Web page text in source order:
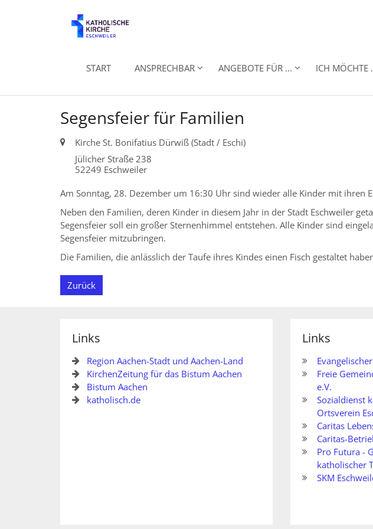
START ANSPRECHBAR ANGEBOTE FÜR ... ICH MÖCHTE
Segensfeier für Familien
Ort: Kirche St. Bonifatius Dürwiß (Stadt / Eschi)
Jülicher Straße 238
52249 Eschweiler
Am Sonntag, 28. Dezember um 16:30 Uhr sind wieder alle Kinder mit ihren
Neben den Familien, deren Kinder in diesem Jahr in der Stadt Eschweiler
Segensfeier soll ein großer Sternenhimmel entstehen. Alle Kinder sind
Segensfeier mitzubringen.
Die Familien, die anlässlich der Taufe ihres Kindes einen Fisch gestaltet
Zurück
Links
Region Aachen-Stadt und Aachen-Land
KirchenZeitung für das Bistum Aachen
Bistum Aachen
katholisch.de
Links
Freie
e.V.
Sozialdienst
Ortsverein
Caritas
Caritas-
Pro Futura -
katholischer
SKM